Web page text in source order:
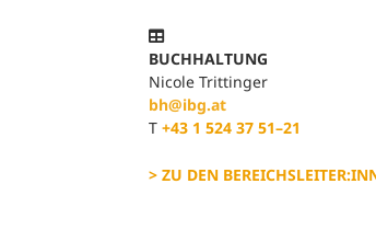

BUCHHALTUNG
Nicole Trittinger
bh@ibg.at
T +43 1 524 37 51–21
> ZU DEN